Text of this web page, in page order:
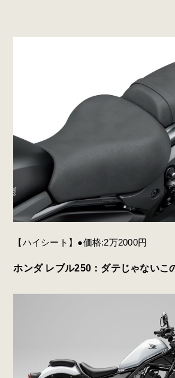
【ハイシート】●価格:2万2000円
ホンダ レブル250：ダテじゃないこ